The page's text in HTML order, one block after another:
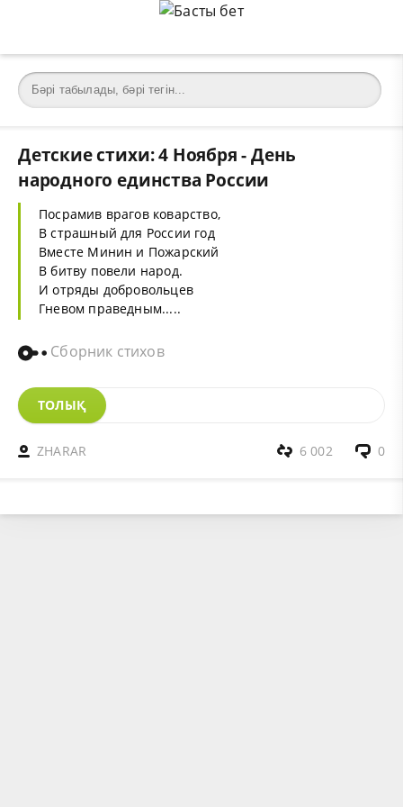
Детские стихи: 4 Ноября - День
народного единства России
Посрамив врагов коварство,
В страшный для России год
Вместе Минин и Пожарский
В битву повели народ.
И отряды добровольцев
Гневом праведным.....
Сборник стихов
ТОЛЫҚ
ZHARAR 0
6 002